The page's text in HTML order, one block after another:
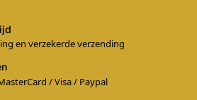
en verzekerde verzending
/ Visa / Paypal